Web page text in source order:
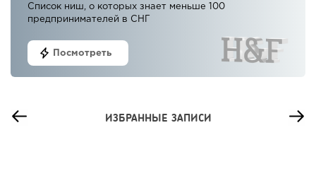
Список ниш, о которых знает меньше 100
предпринимателей в СНГ
Посмотреть
ИЗБРАННЫЕ ЗАПИСИ